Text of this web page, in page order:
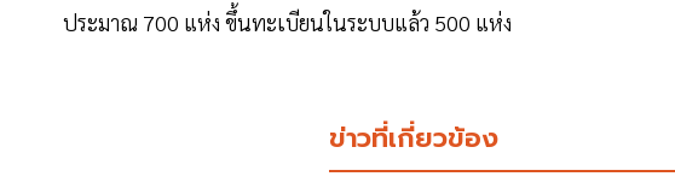
ประมาณ 700 แห่ง ขึ้นทะเบียนในระบบแล้ว 500 แห่ง
ข่าวที่เกี่ยวข้อง